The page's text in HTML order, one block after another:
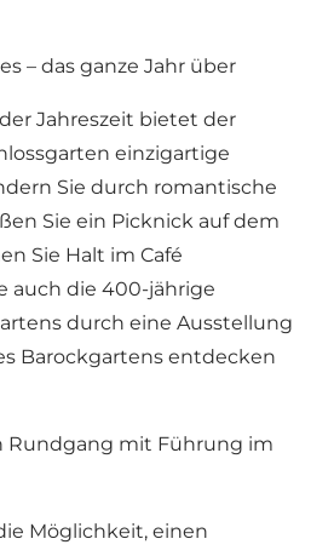
– das ganze Jahr über
Jahreszeit bietet der
einzigartige
Sie durch romantische
Sie ein Picknick auf dem
Sie Halt im Café
auch die 400-jährige
durch eine Ausstellung
Barockgartens entdecken
Rundgang mit Führung im
Möglichkeit, einen